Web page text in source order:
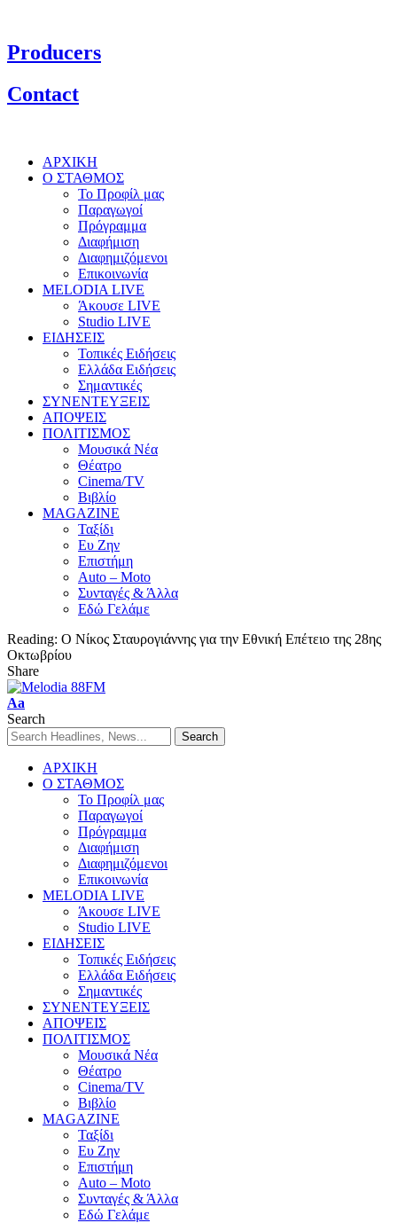
Producers
Contact
ΑΡΧΙΚΗ
Ο ΣΤΑΘΜΟΣ
Το Προφίλ μας
Παραγωγοί
Πρόγραμμα
Διαφήμιση
Διαφημιζόμενοι
Επικοινωνία
MELODIA LIVE
Άκουσε LIVE
Studio LIVE
ΕΙΔΗΣΕΙΣ
Τοπικές Ειδήσεις
Ελλάδα Ειδήσεις
Σημαντικές
ΣΥΝΕΝΤΕΥΞΕΙΣ
ΑΠΟΨΕΙΣ
ΠΟΛΙΤΙΣΜΟΣ
Μουσικά Νέα
Θέατρο
Cinema/TV
Βιβλίο
MAGAZINE
Ταξίδι
Ευ Ζην
Επιστήμη
Auto – Moto
Συνταγές & Άλλα
Εδώ Γελάμε
Reading: Ο Νίκος Σταυρογιάννης για την Εθνική Επέτειο της 28ης
Οκτωβρίου
Share
Aa
Search
ΑΡΧΙΚΗ
Ο ΣΤΑΘΜΟΣ
Το Προφίλ μας
Παραγωγοί
Πρόγραμμα
Διαφήμιση
Διαφημιζόμενοι
Επικοινωνία
MELODIA LIVE
Άκουσε LIVE
Studio LIVE
ΕΙΔΗΣΕΙΣ
Τοπικές Ειδήσεις
Ελλάδα Ειδήσεις
Σημαντικές
ΣΥΝΕΝΤΕΥΞΕΙΣ
ΑΠΟΨΕΙΣ
ΠΟΛΙΤΙΣΜΟΣ
Μουσικά Νέα
Θέατρο
Cinema/TV
Βιβλίο
MAGAZINE
Ταξίδι
Ευ Ζην
Επιστήμη
Auto – Moto
Συνταγές & Άλλα
Εδώ Γελάμε